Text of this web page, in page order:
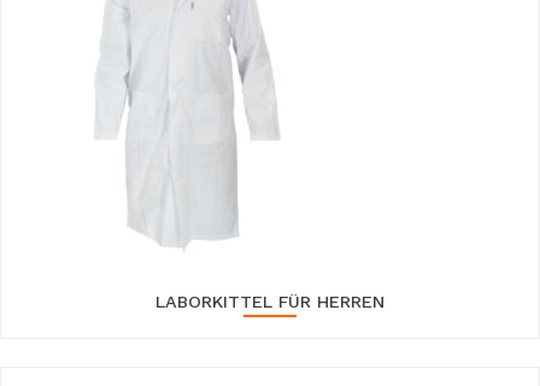
LABORKITTEL FÜR HERREN